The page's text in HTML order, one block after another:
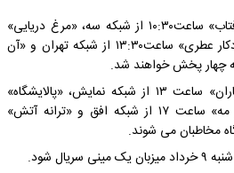
چهارشنبه ۸ خرداد هم فیلم «لوفتاب» ساعت۱۰:۳۰ از شبکه سه، «مرغ دریایی»
ساعت ۱۳ از شبکه نمایش، «خودکار عطری» ساعت۱۳:۳۰ از شبکه تهران و «آن
پنج شنبه ۹ خرداد هم «آتش باران» ساعت ۱۳ از شبکه نمایش، «پالایشگاه»
ساعت ۱۶ از شبکه یک، «ماه و مه» ساعت ۱۷ از شبکه افق و «ترانه آتش»
شود.